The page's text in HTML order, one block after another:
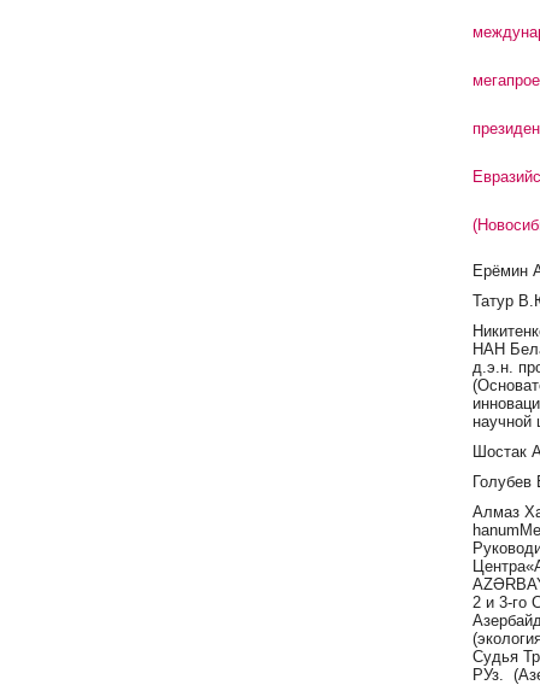
Ерёмин
Татур
НАН
д.э.н.
научной
Шостак
Алмаз
Центра«
AZƏ
2 и 3-го
Судья
РУз.